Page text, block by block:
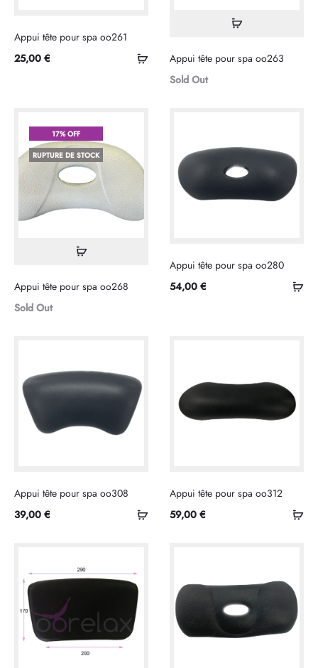
Sélectionner
Appui tête pour spa oo261
25,00 €
Lire
suite
Appui tête pour spa oo263
Sold Out
17% OFF
RUPTURE DE STOCK
Lire
suite
Appui tête pour spa oo268
Sold Out
Appui tête pour spa oo280
54,00 €
Ajouter
Appui tête pour spa oo308
39,00 €
Appui tête pour spa oo312
59,00 €